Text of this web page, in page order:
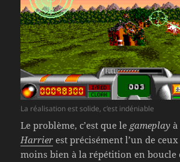
La réalisation est solide, c’est indéniable
Le problème, c’est que le gameplay
Harrier est précisément l’un de
moins bien à la répétition en boucle